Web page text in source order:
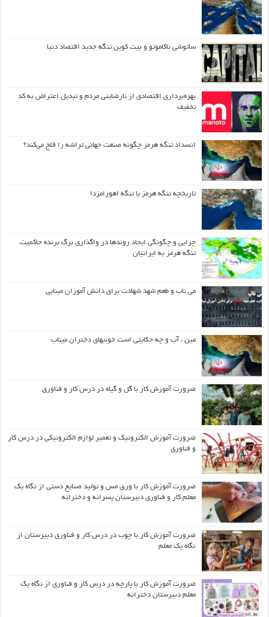
ساتوشی ناکاموتو و بیت کوین تنگه جدید اقتصاد دنیا
بهره‌برداری اقتصادی از نارضایتی مردم و تبدیل اعتراض به کد
تخفیف
انسداد تنگه هرمز چگونه صنعت جهانی تراشه را فلج می‌کند؟
تاریخچه تنگه هرمز یا تنگه اهورامزدا
چرایی و چگونگی ایجاد روندها در واگذاری برگ برنده حاکمیت
تنگه هرمز به ایرانیان
می ناب و طعم شهد شهادت برای دانش آموزان مینابی
مین ، آب و چه حکایتی است خونبهای دختران میناب
ضرورت آموزش کار با گل و گیاه در درس کار و فناوری
ضرورت آموزش الکترونیک و تعمیر لوازم الکترونیکی در درس کار
و فناوری
ضرورت آموزش کار با ورق مس و تولید صنایع دستی از نگاه یک
معلم کار و فناوری دبیرستان پسرانه و دخترانه
ضرورت آموزش کار با چوب در درس کار و فناوری دبیرستان از
نگاه یک معلم
ضرورت آموزش کار با پارچه در درس کار و فناوری از نگاه یک
معلم دبیرستان دخترانه